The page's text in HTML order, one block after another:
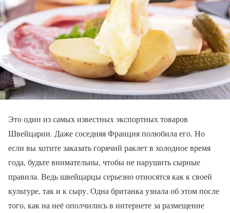
Это один из самых известных экспортных товаров
Швейцарии. Даже соседняя Франция полюбила его. Но
если вы хотите заказать горячий раклет в холодное время
года, будьте внимательны, чтобы не нарушить сырные
правила. Ведь швейцарцы серьезно относятся как к своей
культуре, так и к сыру. Одна британка узнала об этом после
того, как на неё ополчились в интернете за размещение